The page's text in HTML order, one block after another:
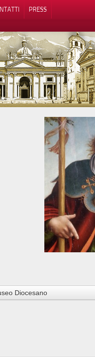
PRESS
Diocesano